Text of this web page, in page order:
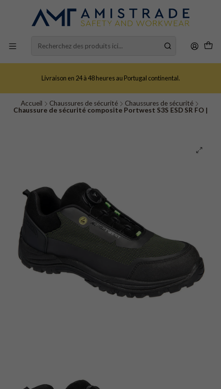
Livraison en 24 à 48 heures au Portugal continental.
Accueil Chaussures de sécurité
Chaussures de sécurité
Chaussure de sécurité composite Portwest S3S ESD SR FO |